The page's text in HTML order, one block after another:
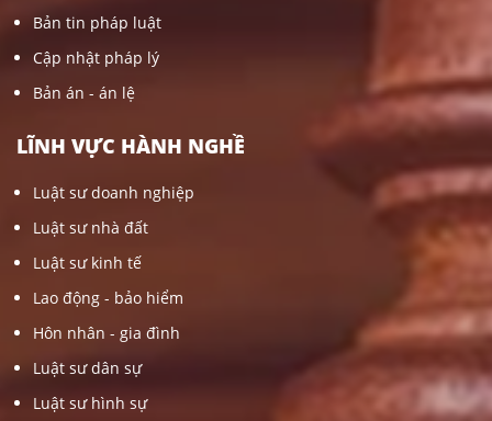
Bản tin pháp luật
Cập nhật pháp lý
Bản án - án lệ
LĨNH VỰC HÀNH NGHỀ
Luật sư doanh nghiệp
Luật sư nhà đất
Luật sư kinh tế
Lao động - bảo hiểm
Hôn nhân - gia đình
Luật sư dân sự
Luật sư hình sự